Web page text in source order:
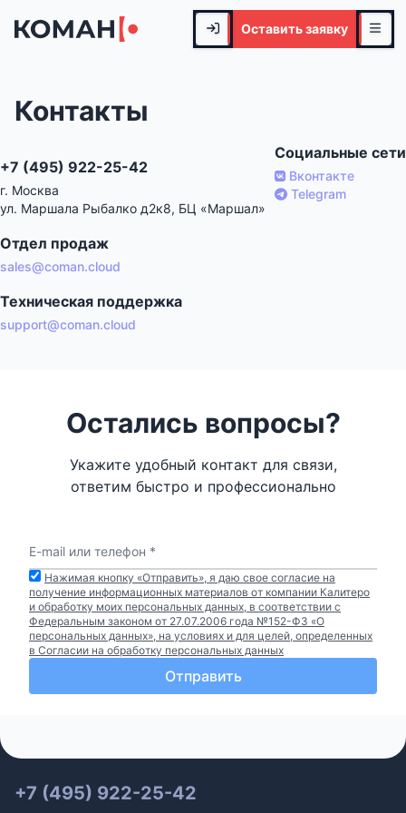
Оставить заявку
Контакты
+7 (495) 922-25-42
г. Москва
ул. Маршала Рыбалко д2к8, БЦ «Маршал»
Отдел продаж
sales@coman.cloud
Техническая поддержка
support@coman.cloud
Социальные сети
Вконтакте
Telegram
Остались вопросы?
Укажите удобный контакт для связи,
ответим быстро и профессионально
E-mail или телефон *
Нажимая кнопку «Отправить», я даю свое согласие на
получение информационных материалов от компании Калитеро
и обработку моих персональных данных, в соответствии с
Федеральным законом от 27.07.2006 года №152-ФЗ «О
персональных данных», на условиях и для целей, определенных
в Согласии на обработку персональных данных
Отправить
+7 (495) 922-25-42